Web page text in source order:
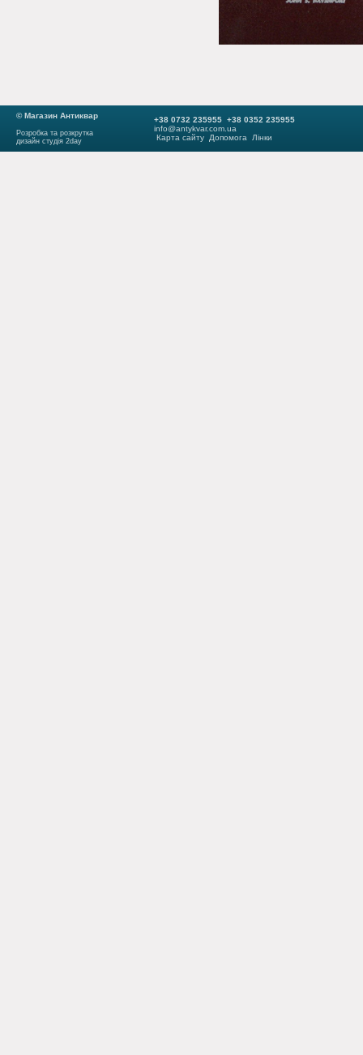
© Магазин Антиквар
Розробка та розкрутка
дизайн студія 2day
+38 0732 235955 +38 0352 235955
info@antykvar.com.ua
Карта сайту
Допомога Лінки